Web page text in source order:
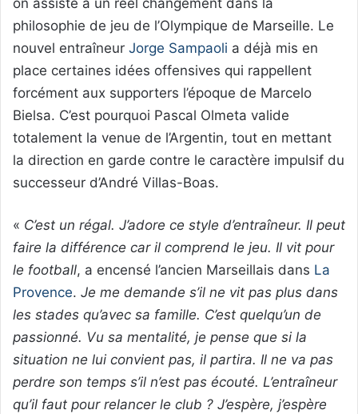
on assiste à un réel changement dans la
philosophie de jeu de l’Olympique de Marseille. Le
nouvel entraîneur Jorge Sampaoli a déjà mis en
place certaines idées offensives qui rappellent
forcément aux supporters l’époque de Marcelo
Bielsa. C’est pourquoi Pascal Olmeta valide
totalement la venue de l’Argentin, tout en mettant
la direction en garde contre le caractère impulsif du
successeur d’André Villas-Boas.
« C’est un régal. J’adore ce style d’entraîneur. Il peut
faire la différence car il comprend le jeu. Il vit pour
le football, a encensé l’ancien Marseillais dans La
Provence. Je me demande s’il ne vit pas plus dans
les stades qu’avec sa famille. C’est quelqu’un de
passionné. Vu sa mentalité, je pense que si la
situation ne lui convient pas, il partira. Il ne va pas
perdre son temps s’il n’est pas écouté. L’entraîneur
qu’il faut pour relancer le club ? J’espère, j’espère